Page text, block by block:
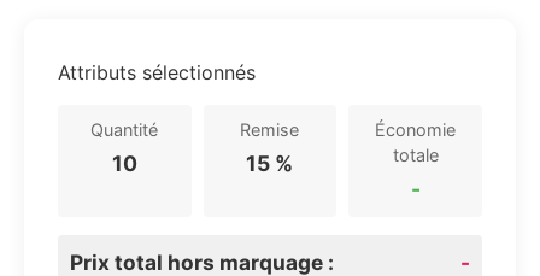
Attributs sélectionnés
Quantité
10
Remise
15 %
Économie
totale
-
Prix total hors marquage : -